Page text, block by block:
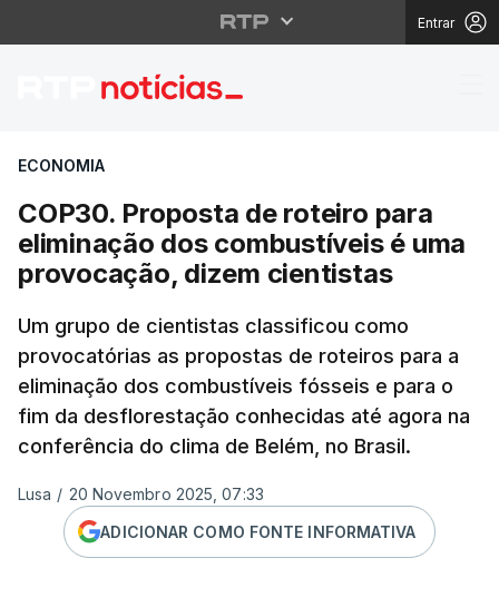
Entrar
COP30. Proposta de
ECONOMIA
COP30. Proposta de roteiro para
eliminação dos combustíveis é uma
provocação, dizem cientistas
Um grupo de cientistas classificou como
provocatórias as propostas de roteiros para a
eliminação dos combustíveis fósseis e para o
fim da desflorestação conhecidas até agora na
conferência do clima de Belém, no Brasil.
Lusa / 20 Novembro 2025, 07:33
ADICIONAR COMO FONTE INFORMATIVA